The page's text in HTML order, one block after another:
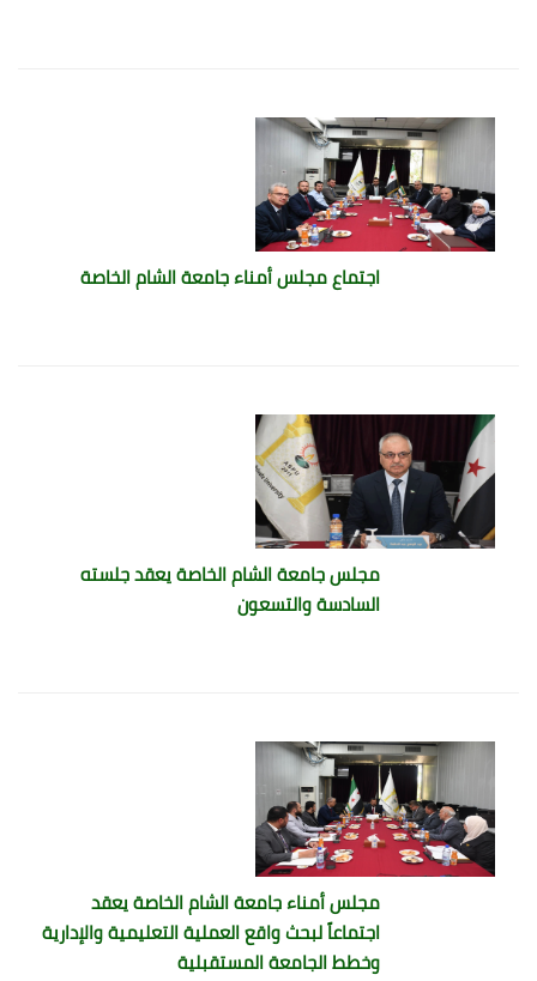
اجتماع مجلس أمناء جامعة الشام الخاصة
مجلس جامعة الشام الخاصة يعقد جلسته
السادسة والتسعون
مجلس أمناء جامعة الشام الخاصة يعقد
اجتماعاً لبحث واقع العملية التعليمية والإدارية
وخطط الجامعة المستقبلية